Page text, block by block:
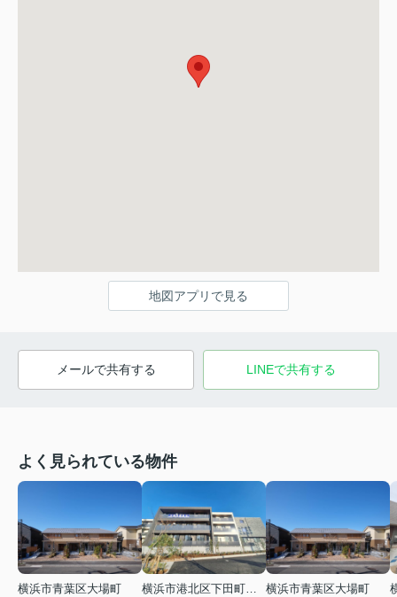
地図アプリで見る
メールで共有する LINEで共有する
よく見られている物件
横浜市青葉区大場町
横浜市青葉区大場町